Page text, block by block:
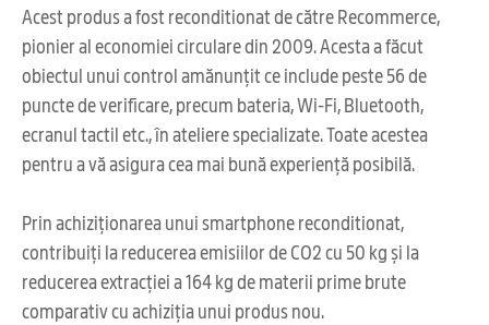
Acest produs a fost reconditionat de către Recommerce,
pionier al economiei circulare din 2009. Acesta a făcut
obiectul unui control amănunțit ce include peste 56 de
puncte de verificare, precum bateria, Wi-Fi, Bluetooth,
ecranul tactil etc., în ateliere specializate. Toate acestea
pentru a vă asigura cea mai bună experiență posibilă.
Prin achiziționarea unui smartphone reconditionat,
contribuiți la reducerea emisiilor de CO2 cu 50 kg și la
reducerea extracției a 164 kg de materii prime brute
comparativ cu achiziția unui produs nou.